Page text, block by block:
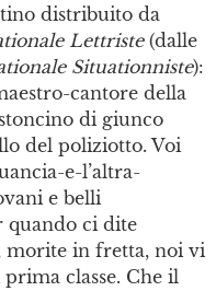
distribuito da
Lettriste(dalle
Situationniste):
cantore della
di giunco
del poliziotto. Voi
e-l’altra-
e belli
quando ci dite
morite in fretta, noi vi
classe. Che il